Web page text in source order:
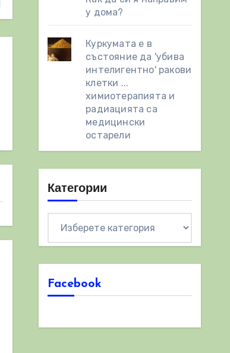
у дома?
Куркумата е в
състояние да 'убива
интелигентно' ракови
клетки ...
химиотерапията и
радиацията са
медицински
остарели
Категории
Facebook